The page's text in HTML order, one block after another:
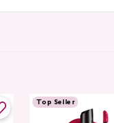
Top Seller